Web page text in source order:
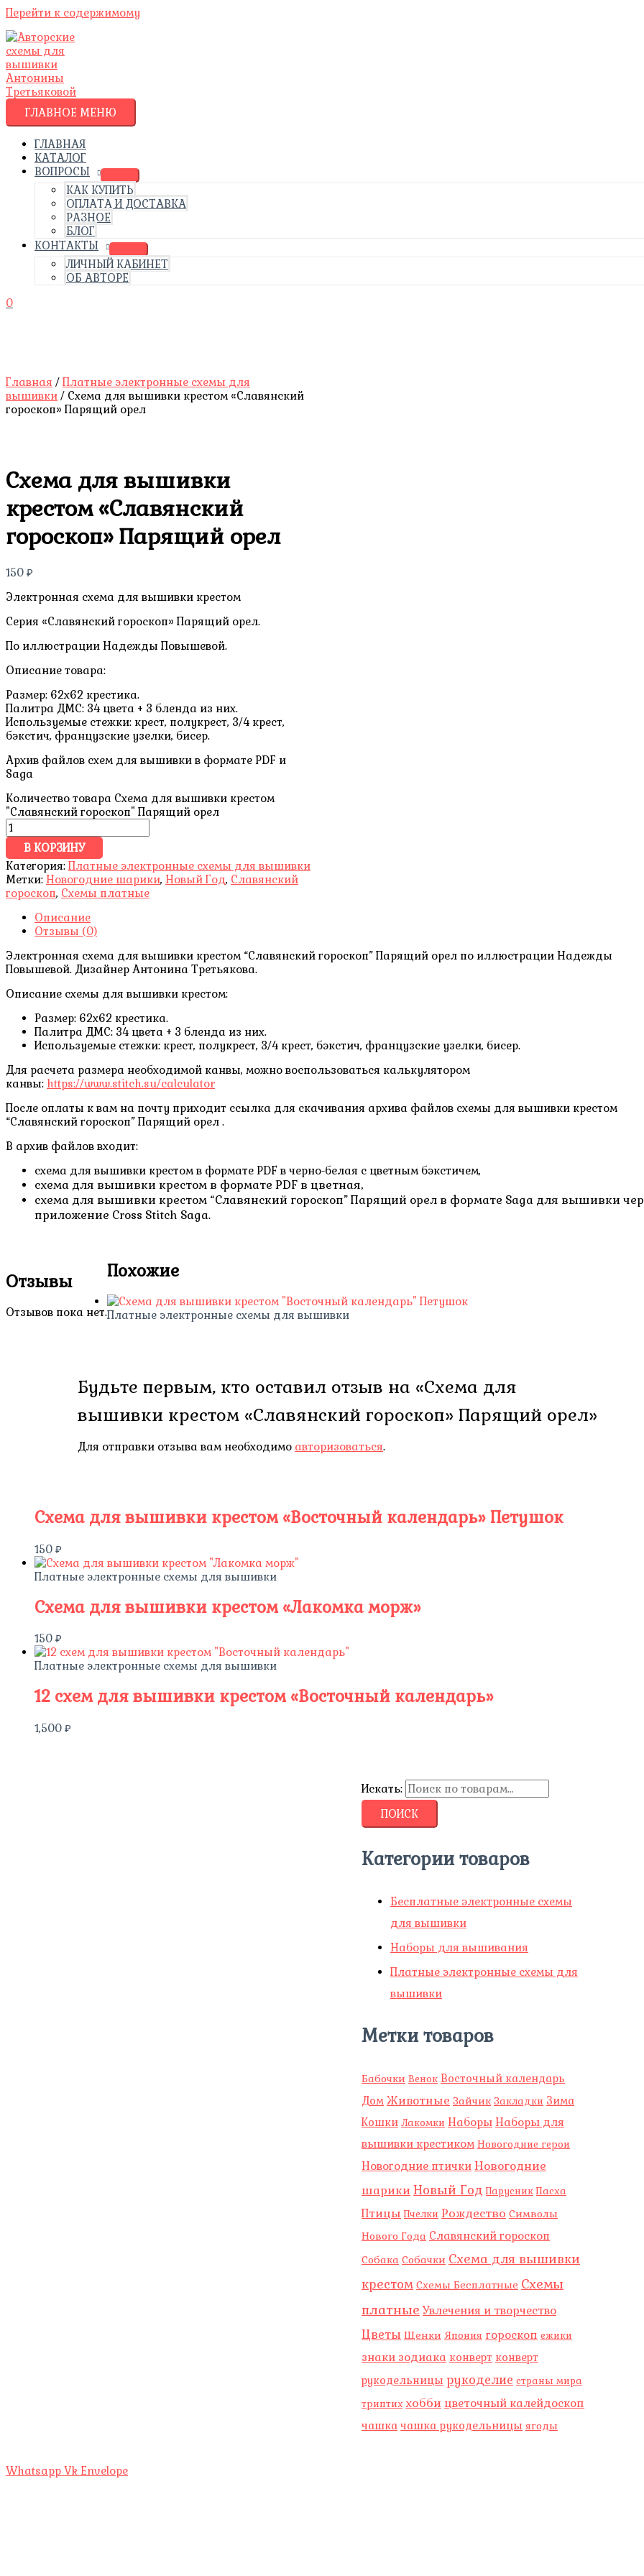
Перейти к содержимому
ГЛАВНОЕ МЕНЮ
ГЛАВНАЯ
КАТАЛОГ
ВОПРОСЫ
КАК КУПИТЬ
ОПЛАТА И ДОСТАВКА
РАЗНОЕ
БЛОГ
КОНТАКТЫ
ЛИЧНЫЙ КАБИНЕТ
ОБ АВТОРЕ
0
Главная / Платные электронные схемы для
вышивки / Схема для вышивки крестом «Славянский
гороскоп» Парящий орел
Схема для вышивки
крестом «Славянский
гороскоп» Парящий орел
150 ₽
Электронная схема для вышивки крестом
Серия «Славянский гороскоп» Парящий орел.
По иллюстрации Надежды Повышевой.
Описание товара:
Размер: 62х62 крестика.
Палитра ДМС: 34 цвета + 3 бленда из них.
Используемые стежки: крест, полукрест, 3/4 крест,
бэкстич, французские узелки, бисер.
Архив файлов схем для вышивки в формате PDF и
Saga
Количество товара Схема для вышивки крестом
"Славянский гороскоп" Парящий орел
В КОРЗИНУ
Категория: Платные электронные схемы для вышивки
Метки: Новогодние шарики, Новый Год, Славянский
гороскоп, Схемы платные
Описание
Отзывы (0)
Электронная схема для вышивки крестом “Славянский гороскоп” Парящий орел по иллюстрации Надежды
Повышевой. Дизайнер Антонина Третьякова.
Описание схемы для вышивки крестом:
Размер: 62х62 крестика.
Палитра ДМС: 34 цвета + 3 бленда из них.
Используемые стежки: крест, полукрест, 3/4 крест, бэкстич, французские узелки, бисер.
Для расчета размера необходимой канвы, можно воспользоваться калькулятором
канвы: https://www.stitch.su/calculator
После оплаты к вам на почту приходит ссылка для скачивания архива файлов схемы для вышивки крестом
“Славянский гороскоп” Парящий орел .
В архив файлов входит:
схема для вышивки крестом в формате PDF в черно-белая с цветным бэкстичем,
схема для вышивки крестом в формате PDF в цветная,
схема для вышивки крестом “Славянский гороскоп” Парящий орел в формате Saga для вышивки
приложение Cross Stitch Saga.
Отзывы
Отзывов пока нет.
Будьте первым, кто оставил отзыв на «Схема для
вышивки крестом «Славянский гороскоп» Парящий орел»
Для отправки отзыва вам необходимо авторизоваться.
Похожие
Платные электронные схемы для вышивки
Схема для вышивки крестом «Восточный календарь» Петушок
150 ₽
Платные электронные схемы для вышивки
Схема для вышивки крестом «Лакомка морж»
150 ₽
Платные электронные схемы для вышивки
12 схем для вышивки крестом «Восточный календарь»
1,500 ₽
Искать:
ПОИСК
Категории товаров
Бесплатные электронные схемы
для вышивки
Наборы для вышивания
Платные электронные схемы для
вышивки
Метки товаров
Бабочки Венок Восточный календарь
Дом Животные Зайчик Закладки Зима
Кошки Лакомки Наборы Наборы для
вышивки крестиком Новогодние герои
Новогодние птички Новогодние
шарики Новый Год Парусник Пасха
Птицы Пчелки Рождество Символы
Нового Года Славянский гороскоп
Собака Собачки Схема для вышивки
крестом Схемы Бесплатные Схемы
платные Увлечения и творчество
Цветы Щенки Япония гороскоп ежики
знаки зодиака конверт конверт
рукодельницы рукоделие страны мира
триптих хобби цветочный калейдоскоп
чашка чашка рукодельницы ягоды
Whatsapp Vk Envelope